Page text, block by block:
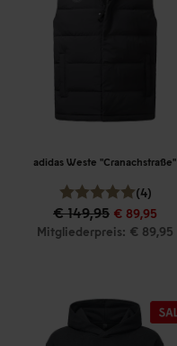
adidas Weste "Cranachstraße"
(4)
€ 149,95 € 89,95
Mitgliederpreis: € 89,95